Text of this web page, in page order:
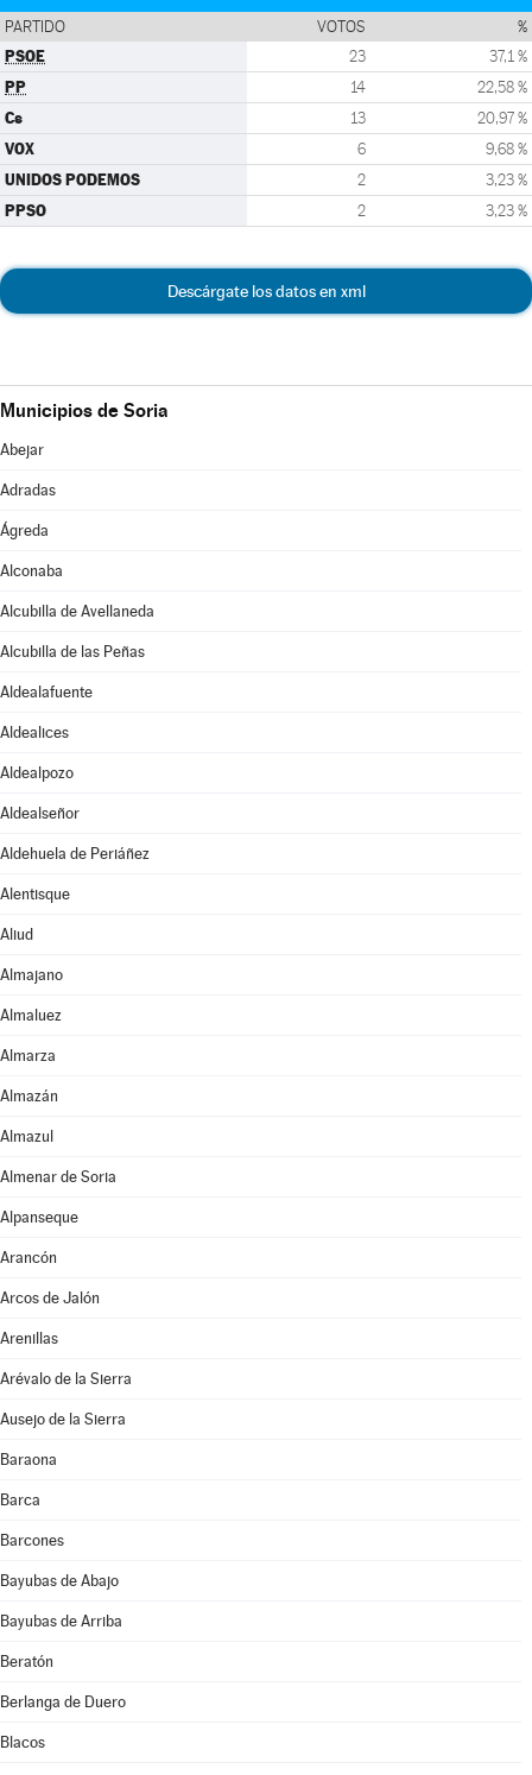
PARTIDO VOTOS %
PSOE 23 37,1 %
PP 14 22,58 %
Cs 13 20,97 %
VOX 6 9,68 %
UNIDOS PODEMOS 2 3,23 %
PPSO 2 3,23 %
Descárgate los datos en xml
Municipios de Soria
Abejar
Adradas
Ágreda
Alconaba
Alcubilla de Avellaneda
Alcubilla de las Peñas
Aldealafuente
Aldealices
Aldealpozo
Aldealseñor
Aldehuela de Periáñez
Alentisque
Aliud
Almajano
Almaluez
Almarza
Almazán
Almazul
Almenar de Soria
Alpanseque
Arancón
Arcos de Jalón
Arenillas
Arévalo de la Sierra
Ausejo de la Sierra
Baraona
Barca
Barcones
Bayubas de Abajo
Bayubas de Arriba
Beratón
Berlanga de Duero
Blacos